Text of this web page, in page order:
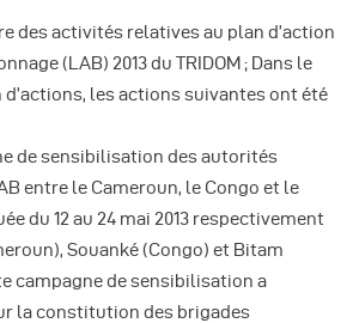
des activités relatives au plan d’action
(LAB) 2013 du TRIDOM ; Dans le
d’actions, les actions suivantes ont été
de sensibilisation des autorités
entre le Cameroun, le Congo et le
du 12 au 24 mai 2013 respectivement
Souanké (Congo) et Bitam
campagne de sensibilisation a
la constitution des brigades